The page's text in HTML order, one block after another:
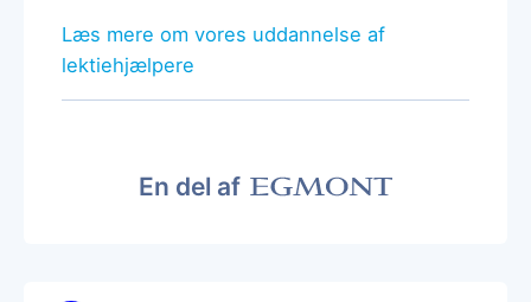
Læs mere om vores uddannelse af
lektiehjælpere
En del af